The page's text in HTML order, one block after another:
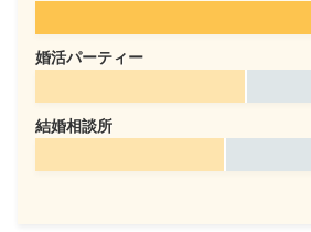
婚活パーティー
結婚相談所